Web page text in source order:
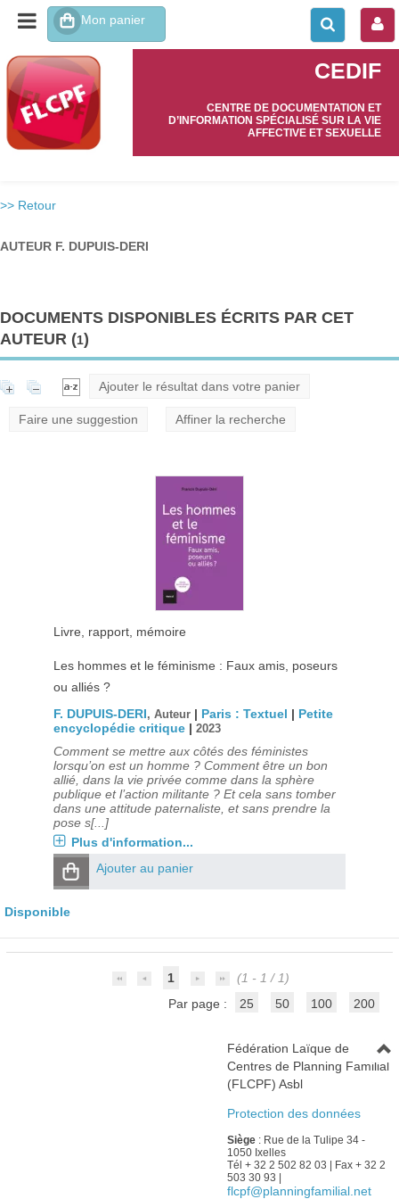
CEDIF
CENTRE DE DOCUMENTATION ET
D’INFORMATION SPÉCIALISÉ SUR LA VIE
AFFECTIVE ET SEXUELLE
>> Retour
AUTEUR F. DUPUIS-DERI
DOCUMENTS DISPONIBLES ÉCRITS PAR CET
AUTEUR (1)
Ajouter le résultat dans votre panier
Faire une suggestion Affiner la recherche
Livre, rapport, mémoire
Les hommes et le féminisme : Faux amis, poseurs
ou alliés ?
F. DUPUIS-DERI, Auteur | Paris : Textuel | Petite
encyclopédie critique| 2023
Comment se mettre aux côtés des féministes
lorsqu’on est un homme ? Comment être un bon
allié, dans la vie privée comme dans la sphère
publique et l’action militante ? Et cela sans tomber
dans une attitude paternaliste, et sans prendre la
pose s[...]
Plus d'information...
Ajouter au panier
Disponible
1
(1 - 1 / 1)
Par page :
25 50 100 200
Fédération Laïque de
Centres de Planning Familial
(FLCPF) Asbl
Protection des données
Siège: Rue de la Tulipe 34 -
1050 Ixelles
Tél + 32 2 502 82 03 | Fax + 32 2
503 30 93 |
flcpf@planningfamilial.net